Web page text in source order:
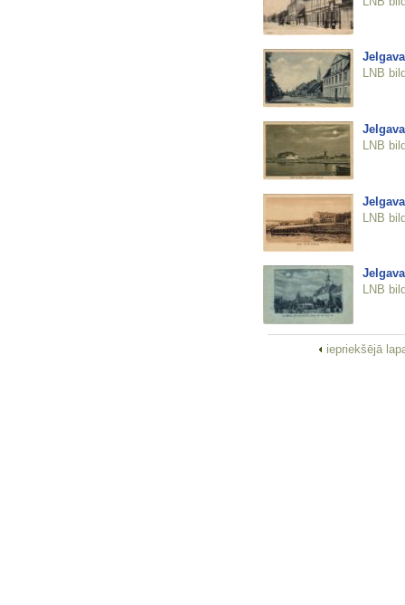
Jelgava
LNB
Jelgava
LNB
Jelgava
LNB
Jelgava
LNB
iepriekšējā